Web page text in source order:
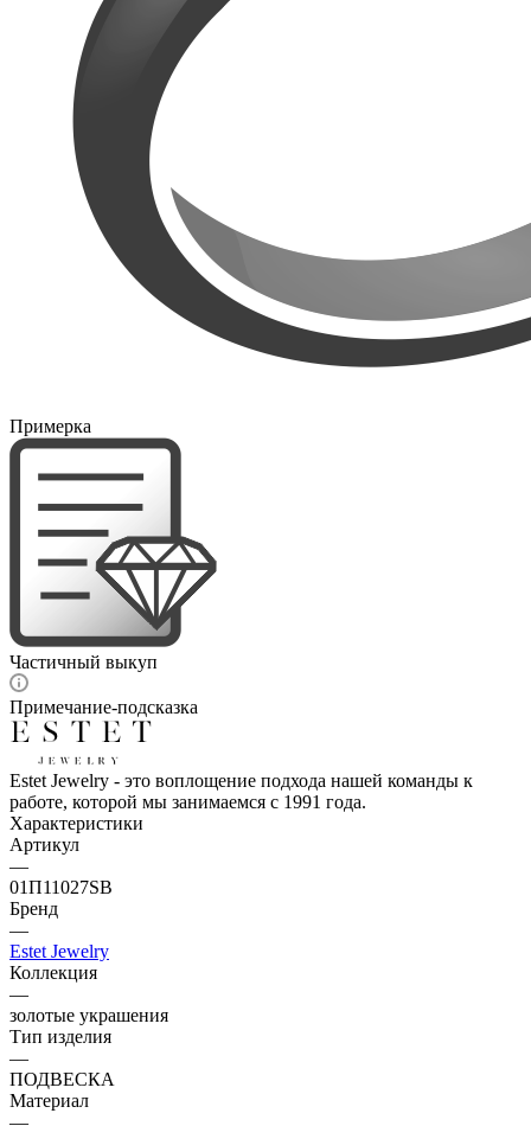
Примерка
Частичный выкуп
Примечание-подсказка
Estet Jewelry - это воплощение подхода нашей команды к
работе, которой мы занимаемся с 1991 года.
Характеристики
Артикул
—
01П11027SВ
Бренд
—
Estet Jewelry
Коллекция
—
золотые украшения
Тип изделия
—
ПОДВЕСКА
Материал
—